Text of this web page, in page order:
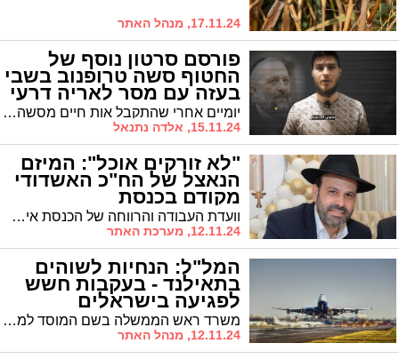
17.11.24, מנהל האתר
פורסם סרטון נוסף של
החטוף סשה טרופנוב בשבי
בעזה עם מסר לאריה דרעי
יומיים אחרי שהתקבל אות חיים מסשה טרופונוב החטוף כבר 406 ימים בשבי בעזה שוב הגי'אד האלסלמי מפרסם סרטון כשברקע תמונתו של אריה דרעי ומסר עבורו
15.11.24, אלדה נתנאל
"לא זורקים אוכל": המיזם
הנאצל של הח"כ האשדודי
מקודם בכנסת
וועדת העבודה והרווחה של הכנסת אישרה את הצעת החוק לפיה גופים ציבוריים יחויבו לתרום מזון עודף לעמותות - לקריאה שניה ושלישית. מציע החוק, הח"כ מאשדוד הרב ינון אזולאי: "אולי זה יוציא עוד אדם או משפחה אחת ממעגל העוני ויחזק את הערך לפיו לא זורקים אוכל"
12.11.24, מערכת האתר
המל"ל: הנחיות לשוהים
בתאילנד - בעקבות חשש
לפגיעה בישראלים
משרד ראש הממשלה בשם המוסד למודיעין ולתפקידים מיוחדים והמטה לביטחון לאומי, קוראים לישראלים השוהים בתאילנד לנקוט משנה זהירות ולהמנע מהגעה לאירועים המוניים, בעקבות מידע עדכני על כוונה לפגוע בישראלים
12.11.24, מנהל האתר